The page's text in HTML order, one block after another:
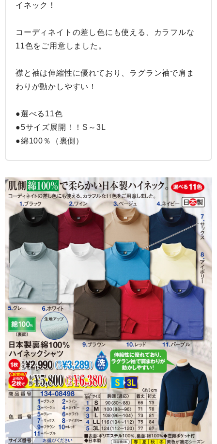
イネック！
コーディネイトの差し色にも使える、カラフルな
11色をご用意しました。
襟と袖は伸縮性に優れており、ラグラン袖で肩ま
わりが動かしやすい！
●選べる11色
●5サイズ展開！！S～3L
●綿100％（裏側）